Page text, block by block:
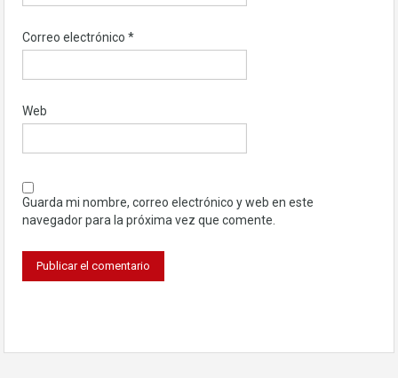
Correo electrónico *
Web
Guarda mi nombre, correo electrónico y web en este
navegador para la próxima vez que comente.